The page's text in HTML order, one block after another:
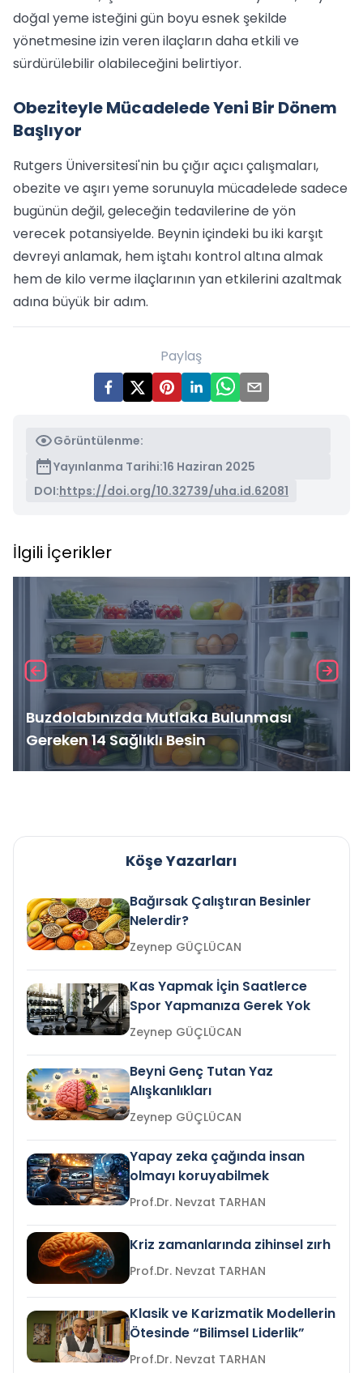
doğal yeme isteğini gün boyu esnek şekilde
yönetmesine izin veren ilaçların daha etkili ve
sürdürülebilir olabileceğini belirtiyor.
Obeziteyle Mücadelede Yeni Bir Dönem
Başlıyor
Rutgers Üniversitesi'nin bu çığır açıcı çalışmaları,
obezite ve aşırı yeme sorunuyla mücadelede sadece
bugünün değil, geleceğin tedavilerine de yön
verecek potansiyelde. Beynin içindeki bu iki karşıt
devreyi anlamak, hem iştahı kontrol altına almak
hem de kilo verme ilaçlarının yan etkilerini azaltmak
adına büyük bir adım.
Paylaş
Görüntülenme:
Yayınlanma Tarihi:16 Haziran 2025
DOI:https://doi.org/10.32739/uha.id.62081
İlgili İçerikler
Buzdolabınızda Mutlaka Bulunması
Gereken 14 Sağlıklı Besin
Köşe Yazarları
Bağırsak Çalıştıran Besinler
Nelerdir?
Zeynep GÜÇLÜCAN
Kas Yapmak İçin Saatlerce
Spor Yapmanıza Gerek Yok
Zeynep GÜÇLÜCAN
Beyni Genç Tutan Yaz
Alışkanlıkları
Zeynep GÜÇLÜCAN
Yapay zeka çağında insan
olmayı koruyabilmek
Prof.Dr. Nevzat TARHAN
Kriz zamanlarında zihinsel zırh
Prof.Dr. Nevzat TARHAN
Klasik ve Karizmatik Modellerin
Ötesinde “Bilimsel Liderlik”
Prof.Dr. Nevzat TARHAN